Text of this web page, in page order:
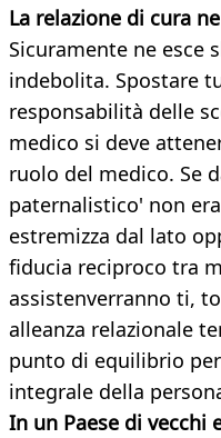
La relazione di cura
Sicuramente ne esce
indebolita. Spostare
responsabilità delle
medico si deve
ruolo del medico. Se
paternalistico' non
estremizza dal lato
fiducia reciproco tra
assistenverranno ti,
alleanza relazionale
punto di equilibrio
integrale della
In un Paese di vecchi